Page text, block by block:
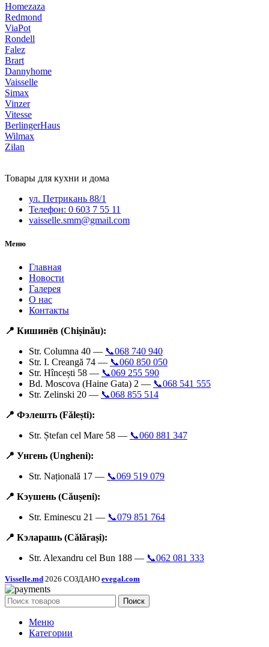
Homezaza
Redmond
ViaPot
Rondell
Falez
Brart
Dannyhome
Vaisselle
Simax
Vinzer
Vitesse
BerlingerHaus
Wilmax
Zilan
Товары для кухни и дома
ул. Петрикань 88/1
Телефон: 0 603 7 55 11
vaisselle.smm@gmail.com
Меню
Главная
Новости
Галерея
О нас
Контакты
📍 Кишинёв (Chișinău):
Str. Columna 40 — 📞068 740 940
Str. I. Creangă 74 — 📞060 850 050
Str. Hîncești 58 — 📞069 255 590
Bd. Moscova (Haine Gata) 2 — 📞068 541 555
Str. Zelinski 20 — 📞068 855 514
📍 Фэлешть (Fălești):
Str. Ștefan cel Mare 58 — 📞060 881 347
📍 Унгень (Ungheni):
Str. Națională 17 — 📞069 519 079
📍 Кэушень (Căușeni):
Str. Eminescu 21 — 📞079 851 764
📍 Кэларашь (Călărași):
Str. Alexandru cel Bun 188 — 📞062 081 333
Visselle.md 2026 СОЗДАНО evegal.com
Поиск
Меню
Категории